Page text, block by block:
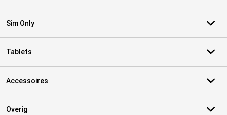
Sim Only
Tablets
Accessoires
Overig